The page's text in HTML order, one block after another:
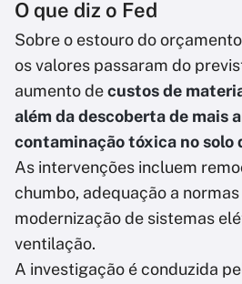
O que diz o Fed
Sobre o estouro do
os valores passaram do
aumento decustos de
além da descoberta de mais
contaminação tóxica no solo
As intervenções incluem
chumbo, adequação a
modernização de sistemas
ventilação.
A investigação é conduzida